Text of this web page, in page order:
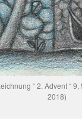
“ 2. Advent “
2018)